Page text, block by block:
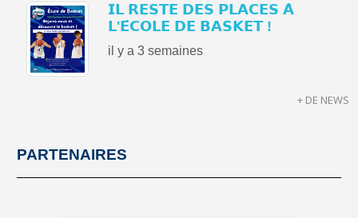
𝗜𝗟 𝗥𝗘𝗦𝗧𝗘 𝗗𝗘𝗦 𝗣𝗟𝗔𝗖𝗘𝗦 𝗔̀
𝗟'𝗘́𝗖𝗢𝗟𝗘 𝗗𝗘 𝗕𝗔𝗦𝗞𝗘𝗧 !
il y a 3 semaines
+ DE NEWS
PARTENAIRES